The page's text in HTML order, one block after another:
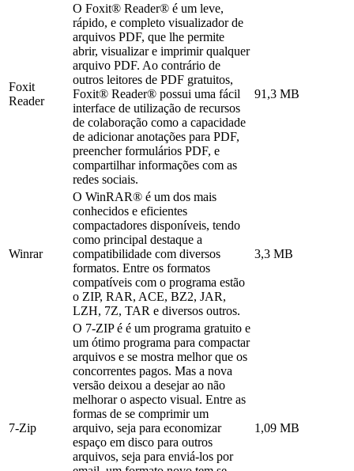
Foxit
Reader
O Foxit® Reader® é um leve,
rápido, e completo visualizador de
arquivos PDF, que lhe permite
abrir, visualizar e imprimir qualquer
arquivo PDF. Ao contrário de
outros leitores de PDF gratuitos,
Foxit® Reader® possui uma fácil
interface de utilização de recursos
de colaboração como a capacidade
de adicionar anotações para PDF,
preencher formulários PDF, e
compartilhar informações com as
redes sociais.
91,3 MB
Winrar
O WinRAR® é um dos mais
conhecidos e eficientes
compactadores disponíveis, tendo
como principal destaque a
compatibilidade com diversos
formatos. Entre os formatos
compatíveis com o programa estão
o ZIP, RAR, ACE, BZ2, JAR,
LZH, 7Z, TAR e diversos outros.
3,3 MB
7-Zip
O 7-ZIP é é um programa gratuito e
um ótimo programa para compactar
arquivos e se mostra melhor que os
concorrentes pagos. Mas a nova
versão deixou a desejar ao não
melhorar o aspecto visual. Entre as
formas de se comprimir um
arquivo, seja para economizar
espaço em disco para outros
arquivos, seja para enviá-los por
1,09 MB